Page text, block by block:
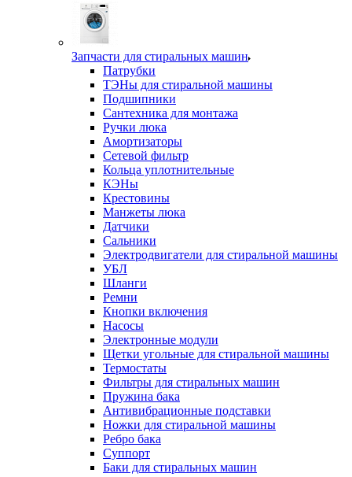
Запчасти для стиральных машин
Патрубки
ТЭНы для стиральной машины
Подшипники
Сантехника для монтажа
Ручки люка
Амортизаторы
Сетевой фильтр
Кольца уплотнительные
КЭНы
Крестовины
Манжеты люка
Датчики
Сальники
Электродвигатели для стиральной машины
УБЛ
Шланги
Ремни
Кнопки включения
Насосы
Электронные модули
Щетки угольные для стиральной машины
Термостаты
Фильтры для стиральных машин
Пружина бака
Антивибрационные подставки
Ножки для стиральной машины
Ребро бака
Суппорт
Баки для стиральных машин